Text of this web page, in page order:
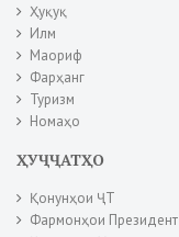
Ҳуқуқ
Илм
Маориф
Фарҳанг
Туризм
Номаҳо
ҲУҶҶАТҲО
Қонунҳои ҶТ
Фармонҳои Президент